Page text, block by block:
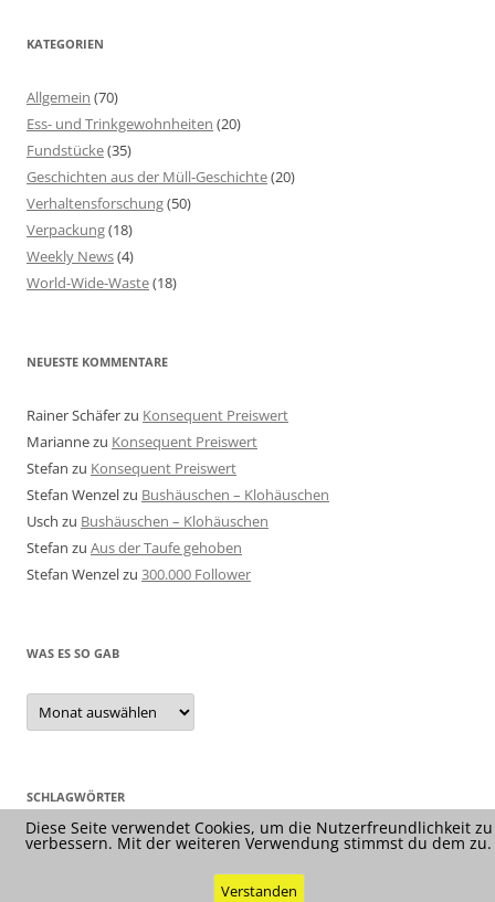
KATEGORIEN
Allgemein (70)
Ess- und Trinkgewohnheiten (20)
Fundstücke(35)
Geschichten aus der Müll-Geschichte(20)
Verhaltensforschung(50)
Verpackung(18)
Weekly News(4)
World-Wide-Waste(18)
NEUESTE KOMMENTARE
Rainer Schäferzu Konsequent Preiswert
Mariannezu Konsequent Preiswert
Stefan zu Konsequent Preiswert
Stefan Wenzelzu Bushäuschen – Klohäuschen
Usch zu Bushäuschen – Klohäuschen
Stefan zu Aus der Taufe gehoben
Stefan Wenzelzu 300.000 Follower
WAS ES SO GAB
Was
es
so
SCHLAGWÖRTER
Diese Seite verwendet Cookies, um die Nutzerfreundlichkeit zu
verbessern. Mit der weiteren Verwendung stimmst du dem zu.
Verstanden